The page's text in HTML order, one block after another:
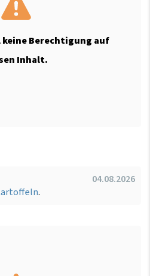
keine Berechtigung auf
Inhalt.
04.08.2026
.